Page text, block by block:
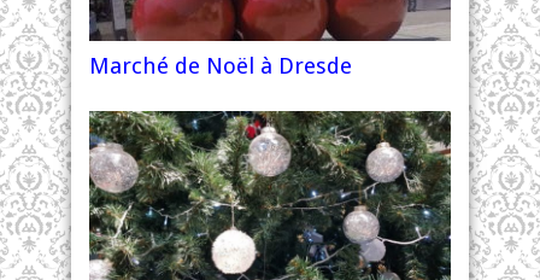
Marché de Noël à Dresde